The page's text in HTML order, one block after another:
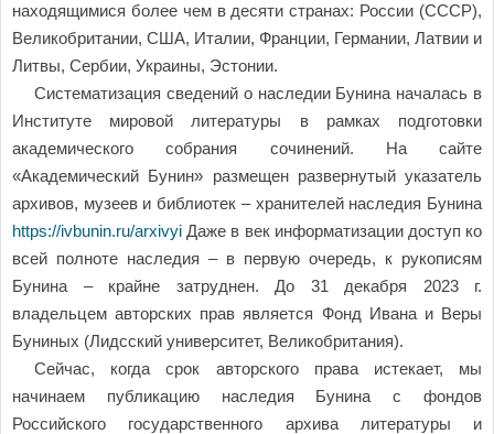
находящимися более чем в десяти странах: России (СССР),
Великобритании, США, Италии, Франции, Германии, Латвии и
Литвы, Сербии, Украины, Эстонии.
Систематизация сведений о наследии Бунина началась в
Институте мировой литературы в рамках подготовки
академического собрания сочинений. На сайте
«Академический Бунин» размещен развернутый указатель
архивов, музеев и библиотек – хранителей наследия Бунина
https://ivbunin.ru/arxivyi Даже в век информатизации доступ ко
всей полноте наследия – в первую очередь, к рукописям
Бунина – крайне затруднен. До 31 декабря 2023 г.
владельцем авторских прав является Фонд Ивана и Веры
Буниных (Лидсский университет, Великобритания).
Сейчас, когда срок авторского права истекает, мы
начинаем публикацию наследия Бунина с фондов
Российского государственного архива литературы и